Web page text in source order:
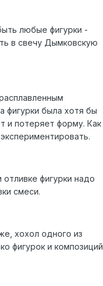
любые фигурки -
в свечу Дымковскую
фигурки была хотя бы
и потеряет форму. Как
фигурки надо
смеси.
хохол одного из
фигурок и композиций